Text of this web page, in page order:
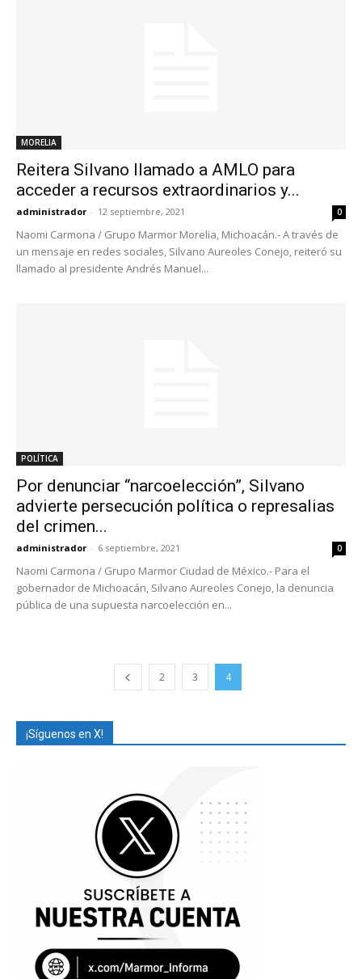
MORELIA
Reitera Silvano llamado a AMLO para
acceder a recursos extraordinarios y...
administrador - 12 septiembre, 2021 0
Naomi Carmona / Grupo Marmor Morelia, Michoacán.- A través de
un mensaje en redes sociales, Silvano Aureoles Conejo, reiteró su
llamado al presidente Andrés Manuel...
POLÍTICA
Por denunciar “narcoelección”, Silvano
advierte persecución política o represalias
del crimen...
administrador - 6 septiembre, 2021 0
Naomi Carmona / Grupo Marmor Ciudad de México.- Para el
gobernador de Michoacán, Silvano Aureoles Conejo, la denuncia
pública de una supuesta narcoelección en...
2 3 4
¡Síguenos en X!